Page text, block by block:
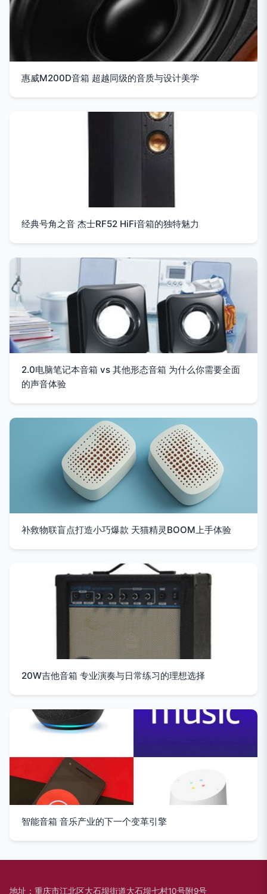
惠威M200D音箱 超越同级的音质与设计美学
经典号角之音 杰士RF52 HiFi音箱的独特魅力
2.0电脑笔记本音箱 vs 其他形态音箱 为什么你需要全面
的声音体验
补救物联盲点打造小巧爆款 天猫精灵BOOM上手体验
20W吉他音箱 专业演奏与日常练习的理想选择
智能音箱 音乐产业的下一个变革引擎
地址：重庆市江北区大石坝街道大石坝七村10号附9号